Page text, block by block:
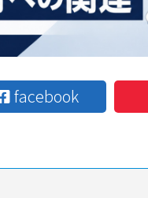
facebook